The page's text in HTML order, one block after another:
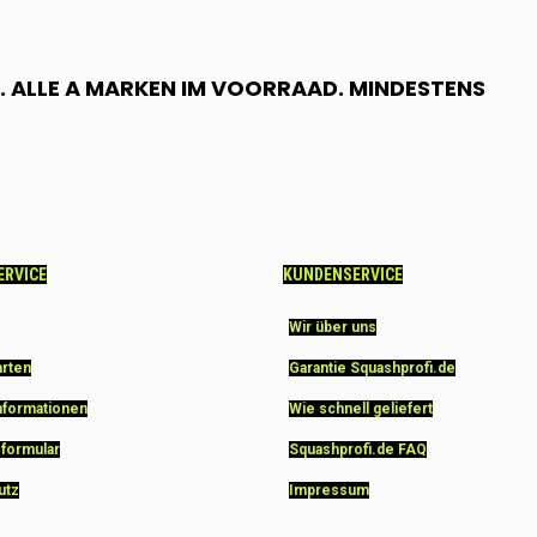
A MARKEN IM VOORRAAD. MINDESTENS
KUNDENSERVICE
Wir über uns
Garantie Squashprofi.de
Wie schnell geliefert
Squashprofi.de FAQ
Impressum